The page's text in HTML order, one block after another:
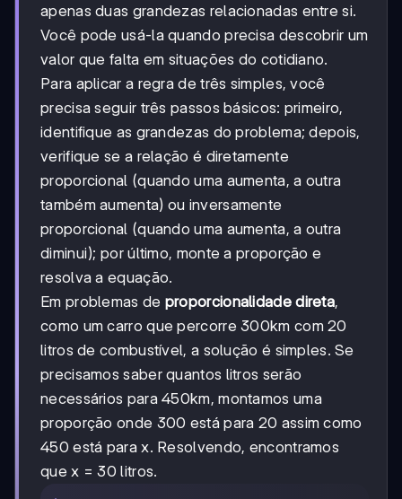
apenas duas grandezas relacionadas entre si.
Você pode usá-la quando precisa descobrir um
valor que falta em situações do cotidiano.
Para aplicar a regra de três simples, você
precisa seguir três passos básicos: primeiro,
identifique as grandezas do problema; depois,
verifique se a relação é diretamente
proporcional (quando uma aumenta, a outra
também aumenta) ou inversamente
proporcional (quando uma aumenta, a outra
diminui); por último, monte a proporção e
resolva a equação.
Em problemas de proporcionalidade direta,
como um carro que percorre 300km com 20
litros de combustível, a solução é simples. Se
precisamos saber quantos litros serão
necessários para 450km, montamos uma
proporção onde 300 está para 20 assim como
450 está para x. Resolvendo, encontramos
que x = 30 litros.